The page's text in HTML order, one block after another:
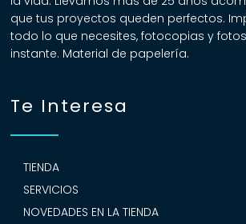
que tus proyectos queden perfectos.
todo lo que necesites, fotocopias y
instante. Material de papelería.
Te Interesa
TIENDA
SERVICIOS
NOVEDADES EN LA TIENDA